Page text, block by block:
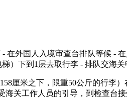
外国人入境审查台排队等候 -
）下到1层去取行李 - 排队交海
厘米之下，限重50公斤的行李
关工作人员的引导，到检查台接